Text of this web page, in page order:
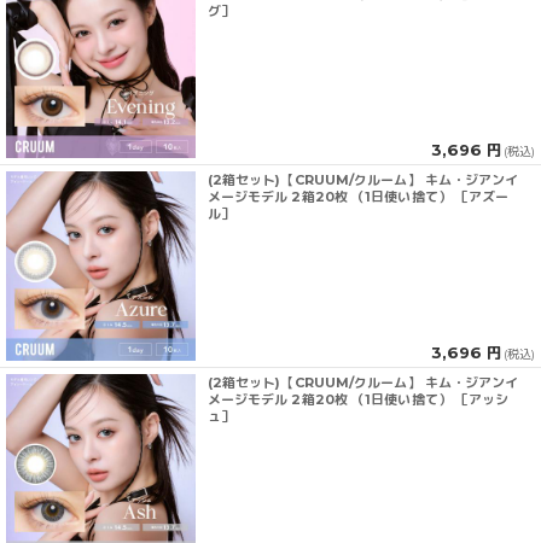
グ］
3,696 円 (税込)
(2箱セット)【CRUUM/クルーム】 キム・ジアンイ
メージモデル 2箱20枚 （1日使い捨て） ［アズー
ル］
3,696 円 (税込)
(2箱セット)【CRUUM/クルーム】 キム・ジアンイ
メージモデル 2箱20枚 （1日使い捨て） ［アッシ
ュ］